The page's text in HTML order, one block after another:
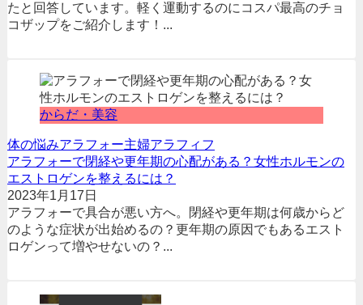
たと回答しています。軽く運動するのにコスパ最高のチョ
コザップをご紹介します！...
からだ・美容
体の悩みアラフォー主婦アラフィフ
アラフォーで閉経や更年期の心配がある？女性ホルモンの
エストロゲンを整えるには？
2023年1月17日
アラフォーで具合が悪い方へ。閉経や更年期は何歳からど
のような症状が出始めるの？更年期の原因でもあるエスト
ロゲンって増やせないの？...